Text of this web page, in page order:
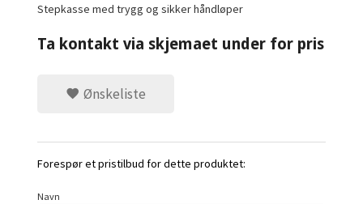
Stepkasse med trygg og sikker håndløper
Ta kontakt via skjemaet under for pris
Ønskeliste
Forespør et pristilbud for dette produktet:
Navn